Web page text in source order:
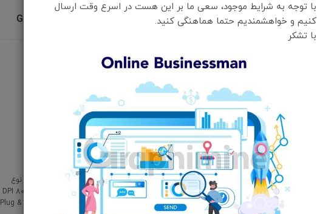
ماوس شفاف گرین لاین مدل GNTRAMOUS2 Transparent 2
انتخاب رنگ: خاکستری
انتخاب گارانتی: ضمانت سلامت و اصالت کالا
ویژگی‌های محصول
مشخصات: برند : گرین لاین GREEN LION وزن : 69 گرم تعداد کلیدها : 5 عدد نوع
اتصال : بی‌سیم نوع رابط : بلوتوث – دانگل USB – پورت USB دقت : DPI 800-1200-1600
قابلیت کارکردن با هر دو دست : بله سازگار با سیستم‌عامل‌های : سایر قابلیت‌ها : Plug &
با توجه به شرایط موجود، سعی ما بر این هست در اسرع وقت ارسال
کنیم و خواهشمندیم حتما هماهنگی کنید.
با تشکر